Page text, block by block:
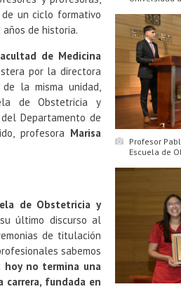
Profesor
Escuela de
un ciclo formativo
de historia.
de Medicina
por la directora
la misma unidad,
de Obstetricia y
Departamento de
profesora Marisa
de Obstetricia y
último discurso al
de titulación
sabemos
hoy no termina una
carrera, fundada en